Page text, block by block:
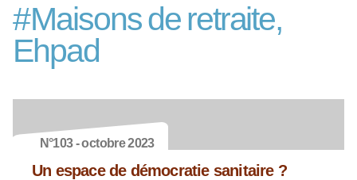
#Maisons de retraite,
Ehpad
N°103 - octobre 2023
Un espace de démocratie sanitaire ?